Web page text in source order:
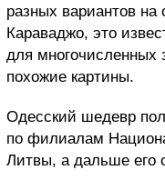
разных вариантов
Караваджо, это
для многочисленных
похожие картины.
Одесский шедевр
по филиалам
Литвы, а дальше его